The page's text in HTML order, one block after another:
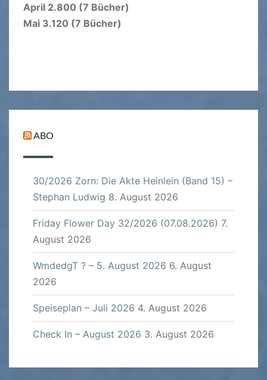
April 2.800 (7 Bücher)
Mai 3.120 (7 Bücher)
ABO
30/2026 Zorn: Die Akte Heinlein (Band 15) –
Stephan Ludwig 8. August 2026
Friday Flower Day 32/2026 (07.08.2026) 7.
August 2026
WmdedgT ? – 5. August 2026 6. August
2026
Speiseplan – Juli 2026 4. August 2026
Check In – August 2026 3. August 2026